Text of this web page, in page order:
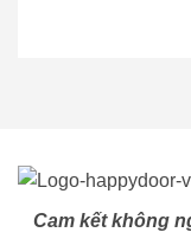
Cam kết không